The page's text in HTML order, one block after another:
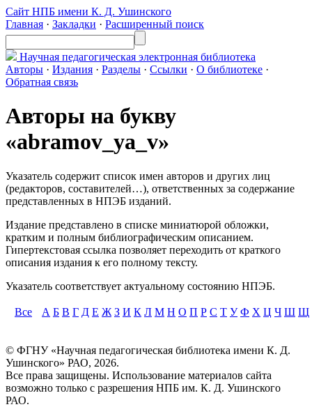
Сайт НПБ имени К. Д. Ушинского
Главная · Закладки · Расширенный поиск
Научная педагогическая электронная библиотека
Авторы · Издания · Разделы · Ссылки · О библиотеке ·
Обратная связь
Авторы на букву
«abramov_ya_v»
Указатель содержит список имен авторов и других лиц
(редакторов, составителей…), ответственных за содержание
представленных в НПЭБ изданий.
Издание представлено в списке миниатюрой обложки,
кратким и полным библиографическим описанием.
Гипертекстовая ссылка позволяет переходить от краткого
описания издания к его полному тексту.
Указатель соответствует актуальному состоянию НПЭБ.
Все А Б В Г Д Е Ж З И К Л М Н О П Р С Т У Ф Х Ц Ч Ш Щ
© ФГНУ «Научная педагогическая библиотека имени К. Д.
Ушинского» РАО, 2026.
Все права защищены. Использование материалов сайта
возможно только с разрешения НПБ им. К. Д. Ушинского
РАО.